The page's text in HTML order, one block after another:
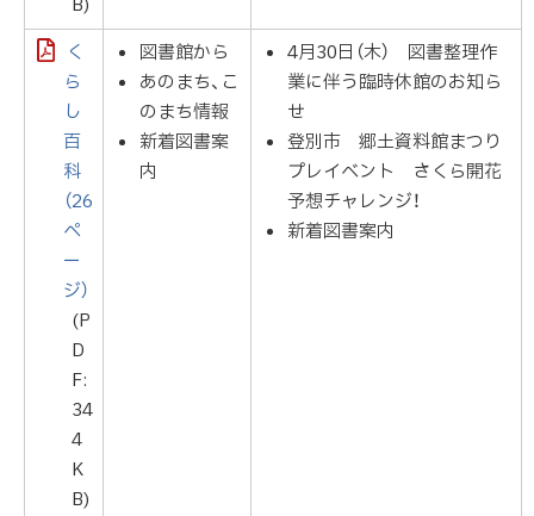
B)
く
ら
し
百
科
（26
ペ
ー
ジ）
(P
D
F:
34
4
K
B)
図書館から
あのまち、こ
のまち情報
新着図書案
内
4月30日（木） 図書整理作
業に伴う臨時休館のお知ら
せ
登別市 郷土資料館まつり
プレイベント さくら開花
予想チャレンジ！
新着図書案内